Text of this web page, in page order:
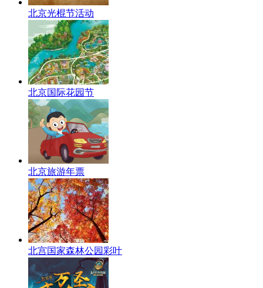
北京光棍节活动
北京国际花园节
北京旅游年票
北宫国家森林公园彩叶